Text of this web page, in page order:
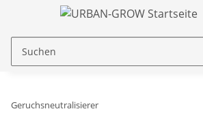
Geruchsneutralisierer